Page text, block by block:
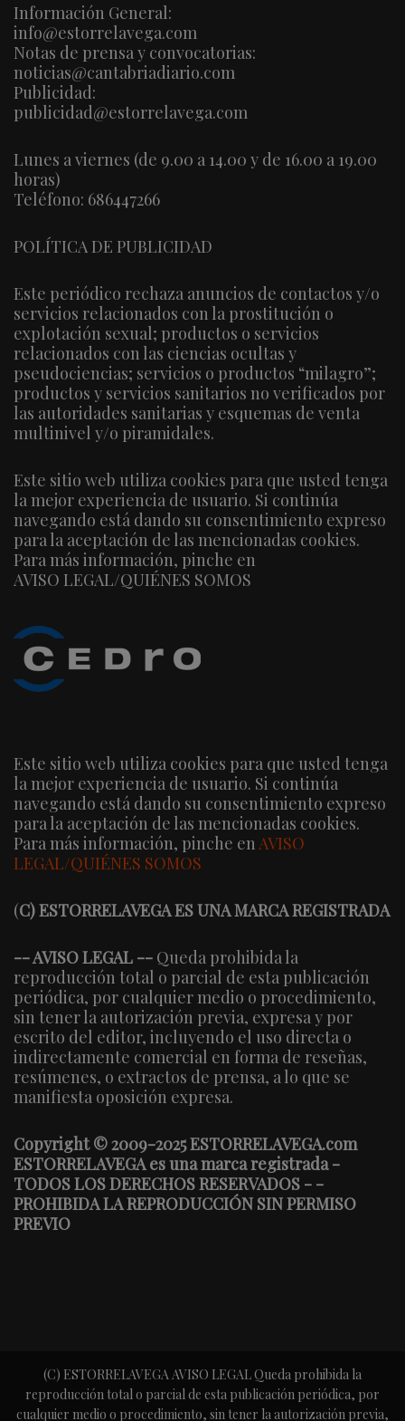
Información General:
info@estorrelavega.com
Notas de prensa y convocatorias:
noticias@cantabriadiario.com
Publicidad:
publicidad@estorrelavega.com
Lunes a viernes (de 9.00 a 14.00 y de 16.00 a 19.00
horas)
Teléfono: 686447266
POLÍTICA DE PUBLICIDAD
Este periódico rechaza anuncios de contactos y/o
servicios relacionados con la prostitución o
explotación sexual; productos o servicios
relacionados con las ciencias ocultas y
pseudociencias; servicios o productos “milagro”;
productos y servicios sanitarios no verificados por
las autoridades sanitarias y esquemas de venta
multinivel y/o piramidales.
Este sitio web utiliza cookies para que usted tenga
la mejor experiencia de usuario. Si continúa
navegando está dando su consentimiento expreso
para la aceptación de las mencionadas cookies.
Para más información, pinche en
AVISO LEGAL/QUIÉNES SOMOS
Este sitio web utiliza cookies para que usted tenga
la mejor experiencia de usuario. Si continúa
navegando está dando su consentimiento expreso
para la aceptación de las mencionadas cookies.
Para más información, pinche en AVISO
LEGAL/QUIÉNES SOMOS
(C) ESTORRELAVEGA ES UNA MARCA REGISTRADA
-- AVISO LEGAL -- Queda prohibida la
reproducción total o parcial de esta publicación
periódica, por cualquier medio o procedimiento,
sin tener la autorización previa, expresa y por
escrito del editor, incluyendo el uso directa o
indirectamente comercial en forma de reseñas,
resúmenes, o extractos de prensa, a lo que se
manifiesta oposición expresa.
Copyright © 2009-2025 ESTORRELAVEGA.com
ESTORRELAVEGA es una marca registrada -
TODOS LOS DERECHOS RESERVADOS - -
PROHIBIDA LA REPRODUCCIÓN SIN PERMISO
PREVIO
(C) ESTORRELAVEGA AVISO LEGAL Queda prohibida la
reproducción total o parcial de esta publicación periódica, por
cualquier medio o procedimiento, sin tener la autorización previa,